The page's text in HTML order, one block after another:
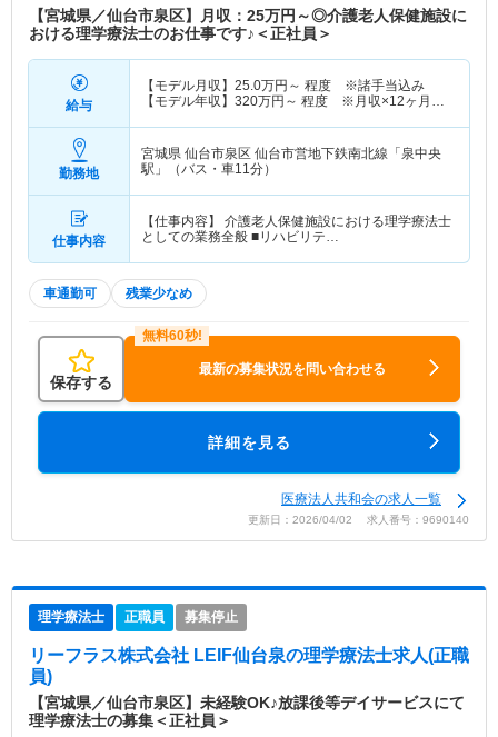
【宮城県／仙台市泉区】月収：25万円～◎介護老人保健施設に
おける理学療法士のお仕事です♪＜正社員＞
給与
【モデル月収】 25.0万円～ 程度 ※諸手当込み
【モデル年収】 320万円～ 程度 ※月収×12ヶ月＋
勤務地
宮城県 仙台市泉区 仙台市営地下鉄南北線「泉中央
駅」（バス・車11分）
仕事内容
【仕事内容】 介護老人保健施設における理学療法士
としての業務全般 ■リハビリテ…
車通勤可 残業少なめ
保存する
最新の募集状況を問い合わせる
詳細を見る
医療法人共和会の求人一覧
更新日：2026/04/02 求人番号：9690140
理学療法士 正職員 募集停止
リーフラス株式会社 LEIF仙台泉の理学療法士求人(正職
員)
【宮城県／仙台市泉区】未経験OK♪放課後等デイサービスにて
理学療法士の募集＜正社員＞